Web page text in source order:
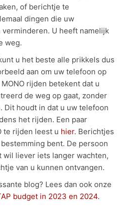
of berichtje te
dingen die uw
U heeft namelijk
weg.
u het beste alle prikkels dus
aan om uw telefoon op
rijden betekent dat u
de weg op gaat, zonder
Dit houdt in dat u uw telefoon
het rijden. Een paar
te rijden leest u hier. Berichtjes
bent. De persoon
liever iets langer wachten,
van u kunnen ontvangen.
blog? Lees dan ook onze
budget in 2023 en 2024.